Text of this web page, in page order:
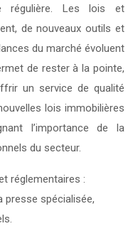
régulière. Les lois et
de nouveaux outils et
du marché évoluent
de rester à la pointe,
un service de qualité
lois immobilières
l’importance de la
du secteur.
réglementaires :
presse spécialisée,